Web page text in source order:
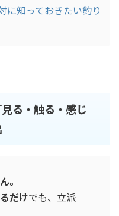
に知っておきたい釣り
る・触る・感じ
。
だけでも、立派